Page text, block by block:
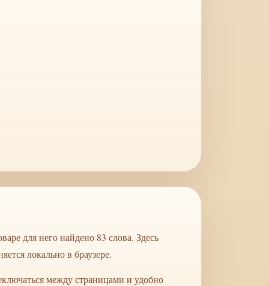
для него найдено 83 слова. Здесь
локально в браузере.
между страницами и удобно